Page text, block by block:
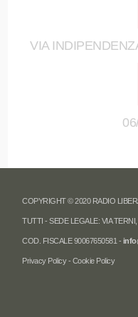
VIA
COPYRIGHT © 2020 RADIO
TUTTI - SEDE LEGALE: VIA
COD. FISCALE 90067650581 -
Privacy Policy- Cookie Policy